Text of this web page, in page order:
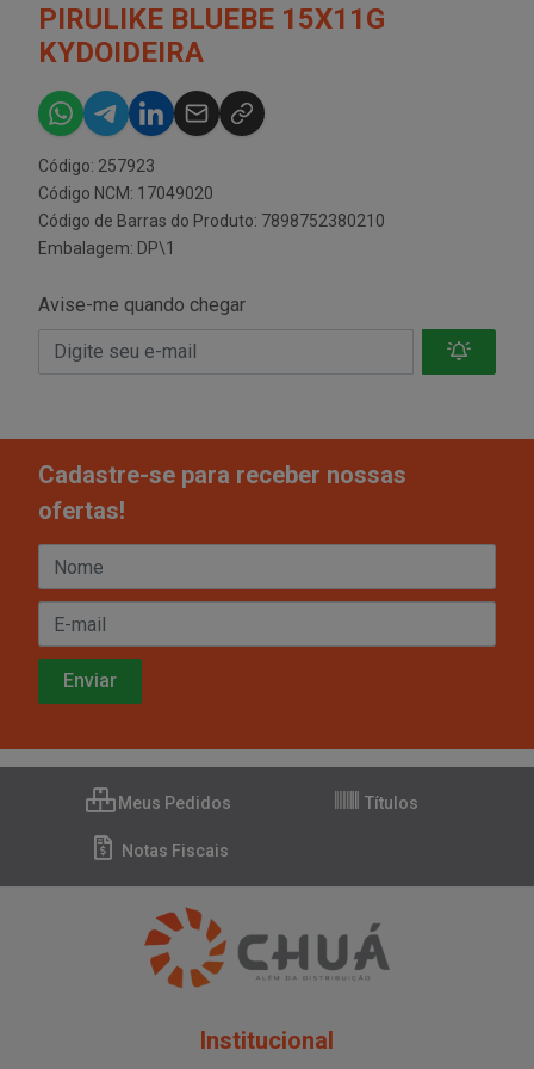
PIRULIKE BLUEBE 15X11G
KYDOIDEIRA
Código: 257923
Código NCM: 17049020
Código de Barras do Produto: 7898752380210
Embalagem: DP\1
Avise-me quando chegar
Cadastre-se para receber nossas
ofertas!
Meus Pedidos Títulos
Notas Fiscais
Institucional